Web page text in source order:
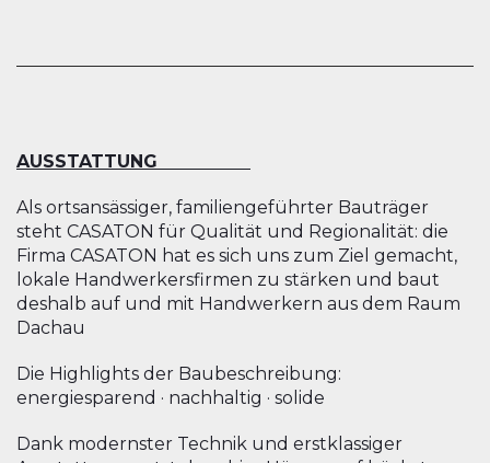
AUSSTATTUNG
Als ortsansässiger, familiengeführter Bauträger
steht CASATON für Qualität und Regionalität: die
Firma CASATON hat es sich uns zum Ziel gemacht,
lokale Handwerkersfirmen zu stärken und baut
deshalb auf und mit Handwerkern aus dem Raum
Dachau
Die Highlights der Baubeschreibung:
energiesparend · nachhaltig · solide
Dank modernster Technik und erstklassiger